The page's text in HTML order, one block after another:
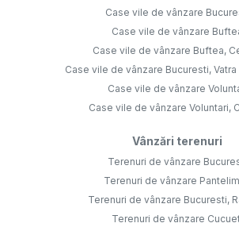
Case vile de vânzare
Case vile de vânzare
Case vile de vânzare Buftea,
Case vile de vânzare Bucuresti,
Case vile de vânzare
Case vile de vânzare Voluntari,
Vânzări terenuri
Terenuri de vânzare
Terenuri de vânzare
Terenuri de vânzare Bucuresti,
Terenuri de vânzare